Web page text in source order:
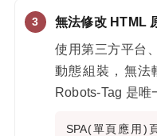
無法修改 HTML
使用第三方平台
動態組裝，無法
Robots-Tag 是唯
SPA(單頁應用)